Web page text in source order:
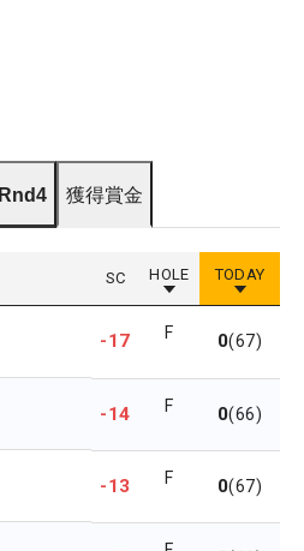
Rnd4 獲得賞金
SC HOLE TODAY
-17 F 0(67)
-14 F 0(66)
-13 F 0(67)